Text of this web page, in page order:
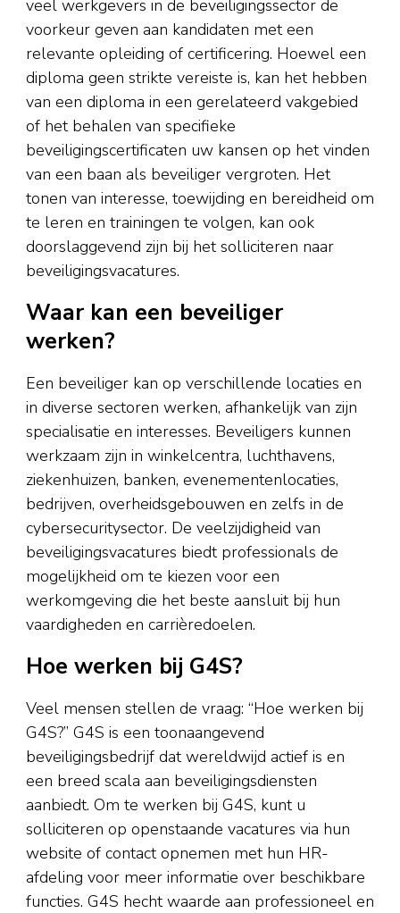
veel werkgevers in de beveiligingssector de
voorkeur geven aan kandidaten met een
relevante opleiding of certificering. Hoewel een
diploma geen strikte vereiste is, kan het hebben
van een diploma in een gerelateerd vakgebied
of het behalen van specifieke
beveiligingscertificaten uw kansen op het vinden
van een baan als beveiliger vergroten. Het
tonen van interesse, toewijding en bereidheid om
te leren en trainingen te volgen, kan ook
doorslaggevend zijn bij het solliciteren naar
beveiligingsvacatures.
Waar kan een beveiliger
werken?
Een beveiliger kan op verschillende locaties en
in diverse sectoren werken, afhankelijk van zijn
specialisatie en interesses. Beveiligers kunnen
werkzaam zijn in winkelcentra, luchthavens,
ziekenhuizen, banken, evenementenlocaties,
bedrijven, overheidsgebouwen en zelfs in de
cybersecuritysector. De veelzijdigheid van
beveiligingsvacatures biedt professionals de
mogelijkheid om te kiezen voor een
werkomgeving die het beste aansluit bij hun
vaardigheden en carrièredoelen.
Hoe werken bij G4S?
Veel mensen stellen de vraag: “Hoe werken bij
G4S?” G4S is een toonaangevend
beveiligingsbedrijf dat wereldwijd actief is en
een breed scala aan beveiligingsdiensten
aanbiedt. Om te werken bij G4S, kunt u
solliciteren op openstaande vacatures via hun
website of contact opnemen met hun HR-
afdeling voor meer informatie over beschikbare
functies. G4S hecht waarde aan professioneel en